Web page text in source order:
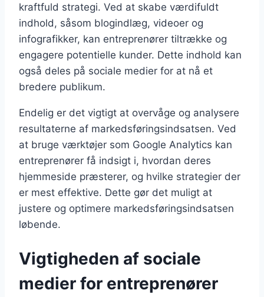
kraftfuld strategi. Ved at skabe værdifuldt
indhold, såsom blogindlæg, videoer og
infografikker, kan entreprenører tiltrække og
engagere potentielle kunder. Dette indhold kan
også deles på sociale medier for at nå et
bredere publikum.
Endelig er det vigtigt at overvåge og analysere
resultaterne af markedsføringsindsatsen. Ved
at bruge værktøjer som Google Analytics kan
entreprenører få indsigt i, hvordan deres
hjemmeside præsterer, og hvilke strategier der
er mest effektive. Dette gør det muligt at
justere og optimere markedsføringsindsatsen
løbende.
Vigtigheden af sociale
medier for entreprenører